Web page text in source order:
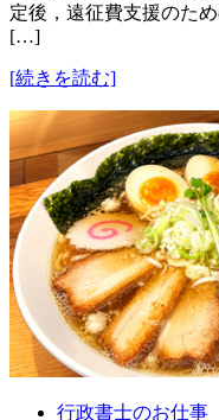
定後，遠征費支援のた
[…]
[続きを読む]
行政書士のお仕事